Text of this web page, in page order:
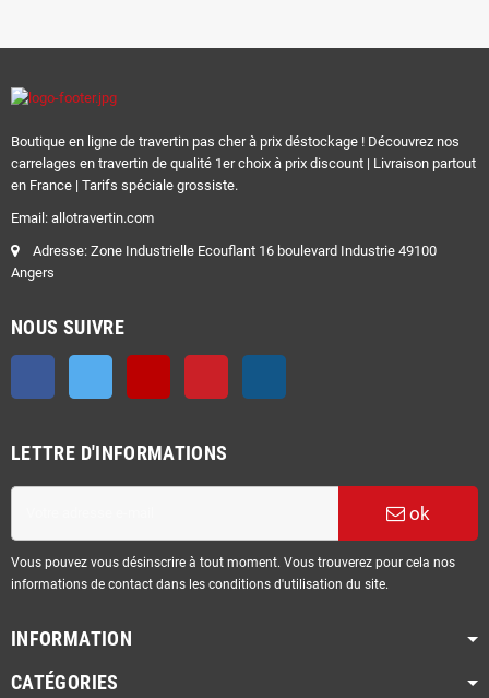
Boutique en ligne de travertin pas cher à prix déstockage ! Découvrez nos
carrelages en travertin de qualité 1er choix à prix discount | Livraison partout
en France | Tarifs spéciale grossiste.
Email: allotravertin.com
Adresse: Zone Industrielle Ecouflant 16 boulevard Industrie 49100
Angers
NOUS SUIVRE
Facebook Twitter YouTube
LETTRE D'INFORMATIONS
ok
Vous pouvez vous désinscrire à tout moment. Vous trouverez pour cela nos
informations de contact dans les conditions d'utilisation du site.
INFORMATION
CATÉGORIES